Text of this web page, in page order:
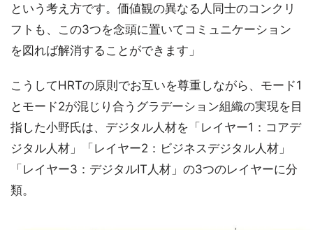
という考え方です。価値観の異なる人同士のコンクリ
フトも、この3つを念頭に置いてコミュニケーション
を図れば解消することができます」
こうしてHRTの原則でお互いを尊重しながら、モード1
とモード2が混じり合うグラデーション組織の実現を目
指した小野氏は、デジタル人材を「レイヤー1：コアデ
ジタル人材」「レイヤー2：ビジネスデジタル人材」
「レイヤー3：デジタルIT人材」の3つのレイヤーに分
類。